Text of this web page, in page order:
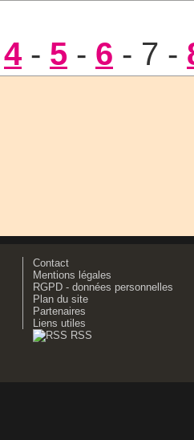
4 - 5 - 6 - 7 -
Contact
Mentions légales
RGPD - données personnelles
Plan du site
Partenaires
Liens utiles
RSS